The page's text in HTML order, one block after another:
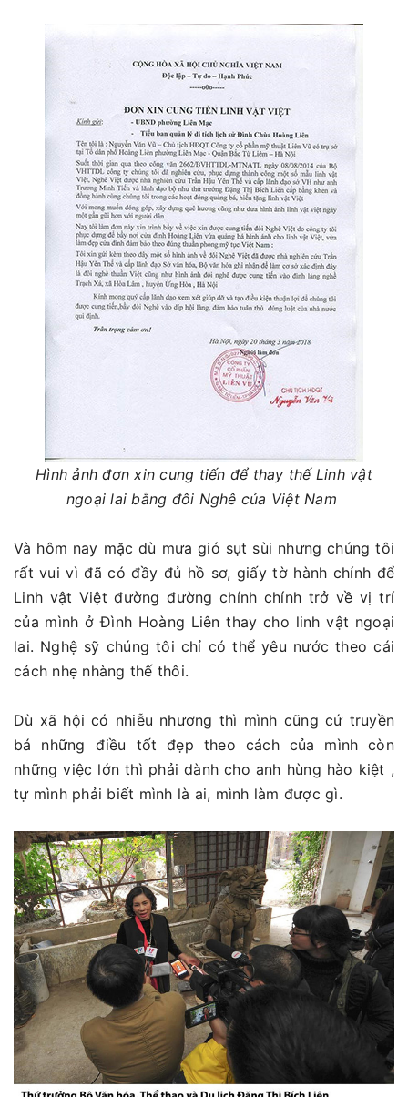
Hình ảnh đơn xin cung tiến để thay thế Linh vật
ngoại lai bằng đôi Nghê của Việt Nam
Và hôm nay mặc dù mưa gió sụt sùi nhưng chúng tôi
rất vui vì đã có đầy đủ hồ sơ, giấy tờ hành chính để
Linh vật Việt đường đường chính chính trở về vị trí
của mình ở Đình Hoàng Liên thay cho linh vật ngoại
lai. Nghệ sỹ chúng tôi chỉ có thể yêu nước theo cái
cách nhẹ nhàng thế thôi.
Dù xã hội có nhiễu nhương thì mình cũng cứ truyền
bá những điều tốt đẹp theo cách của mình còn
những việc lớn thì phải dành cho anh hùng hào kiệt ,
tự mình phải biết mình là ai, mình làm được gì.